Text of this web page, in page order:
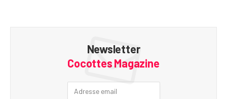
Newsletter
Cocottes Magazine